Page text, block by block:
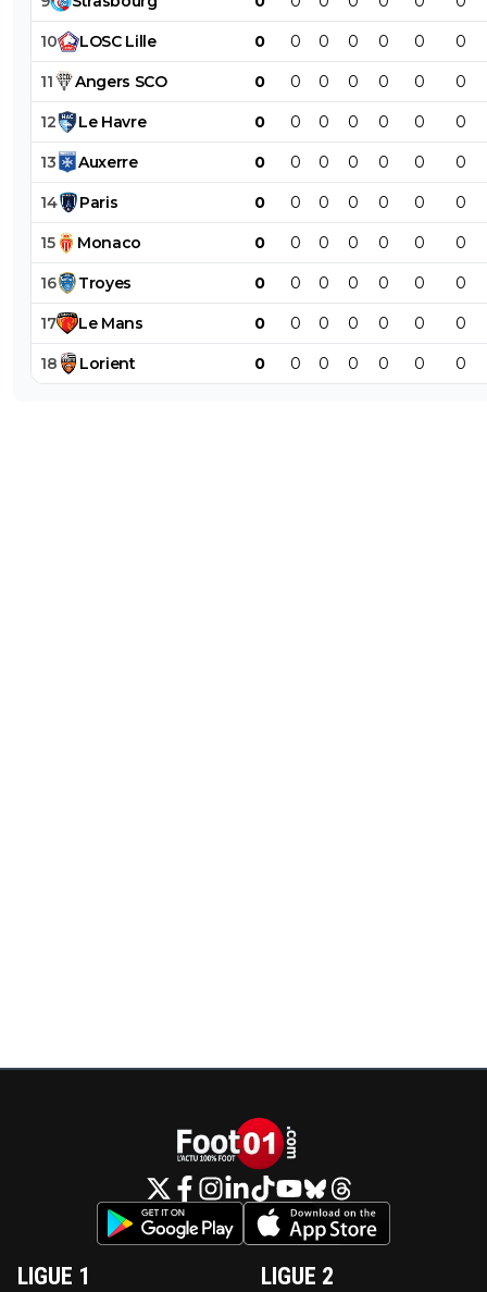
10 LOSC Lille 0 0 0 0 0 0 0
11 Angers SCO 0 0 0 0 0 0 0
12 Le Havre 0 0 0 0 0 0 0
13 Auxerre 0 0 0 0 0 0 0
14 Paris 0 0 0 0 0 0 0
15 Monaco 0 0 0 0 0 0 0
16 Troyes 0 0 0 0 0 0 0
17 Le Mans 0 0 0 0 0 0 0
18 Lorient 0 0 0 0 0 0 0
LIGUE 1 LIGUE 2